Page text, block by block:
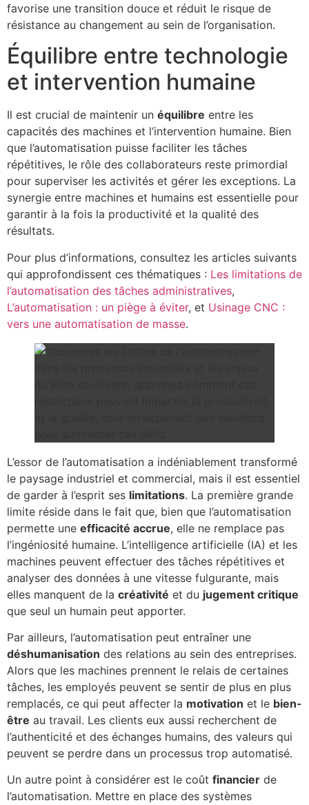
favorise une transition douce et réduit le risque de
résistance au changement au sein de l’organisation.
Équilibre entre technologie
et intervention humaine
Il est crucial de maintenir un équilibre entre les
capacités des machines et l’intervention humaine. Bien
que l’automatisation puisse faciliter les tâches
répétitives, le rôle des collaborateurs reste primordial
pour superviser les activités et gérer les exceptions. La
synergie entre machines et humains est essentielle pour
garantir à la fois la productivité et la qualité des
résultats.
Pour plus d’informations, consultez les articles suivants
qui approfondissent ces thématiques : Les limitations de
l’automatisation des tâches administratives,
L’automatisation : un piège à éviter, et Usinage CNC :
vers une automatisation de masse.
L’essor de l’automatisation a indéniablement transformé
le paysage industriel et commercial, mais il est essentiel
de garder à l’esprit ses limitations. La première grande
limite réside dans le fait que, bien que l’automatisation
permette une efficacité accrue, elle ne remplace pas
l’ingéniosité humaine. L’intelligence artificielle (IA) et les
machines peuvent effectuer des tâches répétitives et
analyser des données à une vitesse fulgurante, mais
elles manquent de la créativité et du jugement critique
que seul un humain peut apporter.
Par ailleurs, l’automatisation peut entraîner une
déshumanisation des relations au sein des entreprises.
Alors que les machines prennent le relais de certaines
tâches, les employés peuvent se sentir de plus en plus
remplacés, ce qui peut affecter la motivation et le bien-
être au travail. Les clients eux aussi recherchent de
l’authenticité et des échanges humains, des valeurs qui
peuvent se perdre dans un processus trop automatisé.
Un autre point à considérer est le coût financier de
l’automatisation. Mettre en place des systèmes